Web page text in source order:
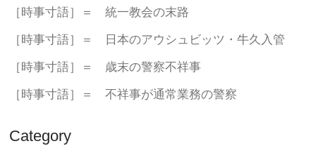
［時事寸語］＝ 統一教会の末路
［時事寸語］＝ 日本のアウシュビッツ・牛久入管
［時事寸語］＝ 歳末の警察不祥事
［時事寸語］＝ 不祥事が通常業務の警察
Category